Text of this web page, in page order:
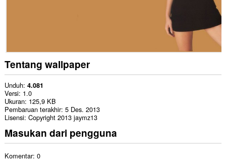
Tentang wallpaper
Unduh 4.081
Versi 1.0
Ukuran 125,9 KB
Pembaruan terakhir 5 Des. 2013
Lisensi Copyright 2013 jaymz13
Masukan dari pengguna
Komentar: 0